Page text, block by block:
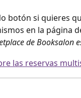
botón si quieres
en la página
de Booksalon
las reservas